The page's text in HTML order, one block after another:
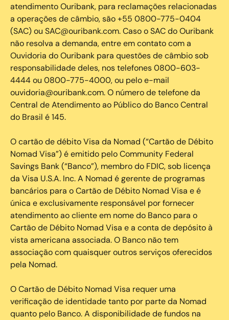
atendimento Ouribank, para reclamações relacionadas
a operações de câmbio, são +55 0800-775-0404
(SAC) ou SAC@ouribank.com. Caso o SAC do Ouribank
não resolva a demanda, entre em contato com a
Ouvidoria do Ouribank para questões de câmbio sob
responsabilidade deles, nos telefones 0800-603-
4444 ou 0800-775-4000, ou pelo e-mail
ouvidoria@ouribank.com. O número de telefone da
Central de Atendimento ao Público do Banco Central
do Brasil é 145.
O cartão de débito Visa da Nomad (“Cartão de Débito
Nomad Visa”) é emitido pelo Community Federal
Savings Bank (“Banco”), membro do FDIC, sob licença
da Visa U.S.A. Inc. A Nomad é gerente de programas
bancários para o Cartão de Débito Nomad Visa e é
única e exclusivamente responsável por fornecer
atendimento ao cliente em nome do Banco para o
Cartão de Débito Nomad Visa e a conta de depósito à
vista americana associada. O Banco não tem
associação com quaisquer outros serviços oferecidos
pela Nomad.
O Cartão de Débito Nomad Visa requer uma
verificação de identidade tanto por parte da Nomad
quanto pelo Banco. A disponibilidade de fundos na